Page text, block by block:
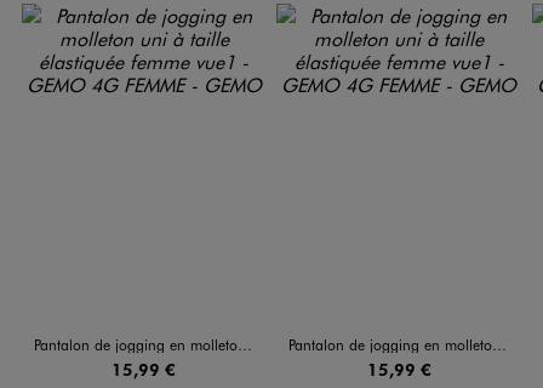
Pantalon de jogging en molleton uni à taille élastiquée femme
15,99 €
Pantalon de jogging en molleton uni à taille élastiquée femme
15,99 €